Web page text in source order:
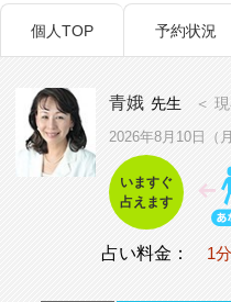
個人TOP 予約状況
青娥 先生 ＜
2026年8月10日（
いますぐ
占えます
占い料金： 1分